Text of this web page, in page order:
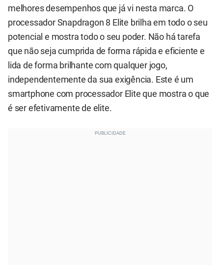
melhores desempenhos que já vi nesta marca. O
processador Snapdragon 8 Elite brilha em todo o seu
potencial e mostra todo o seu poder. Não há tarefa
que não seja cumprida de forma rápida e eficiente e
lida de forma brilhante com qualquer jogo,
independentemente da sua exigência. Este é um
smartphone com processador Elite que mostra o que
é ser efetivamente de elite.